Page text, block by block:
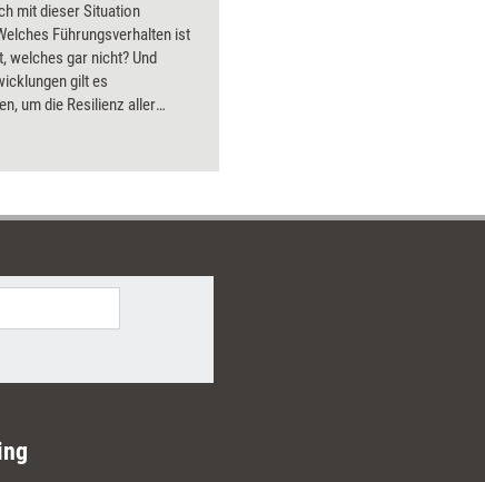
mit dieser Situation
Führungsverhalten ist
welches gar nicht? Und
gilt es
um die Resilienz aller